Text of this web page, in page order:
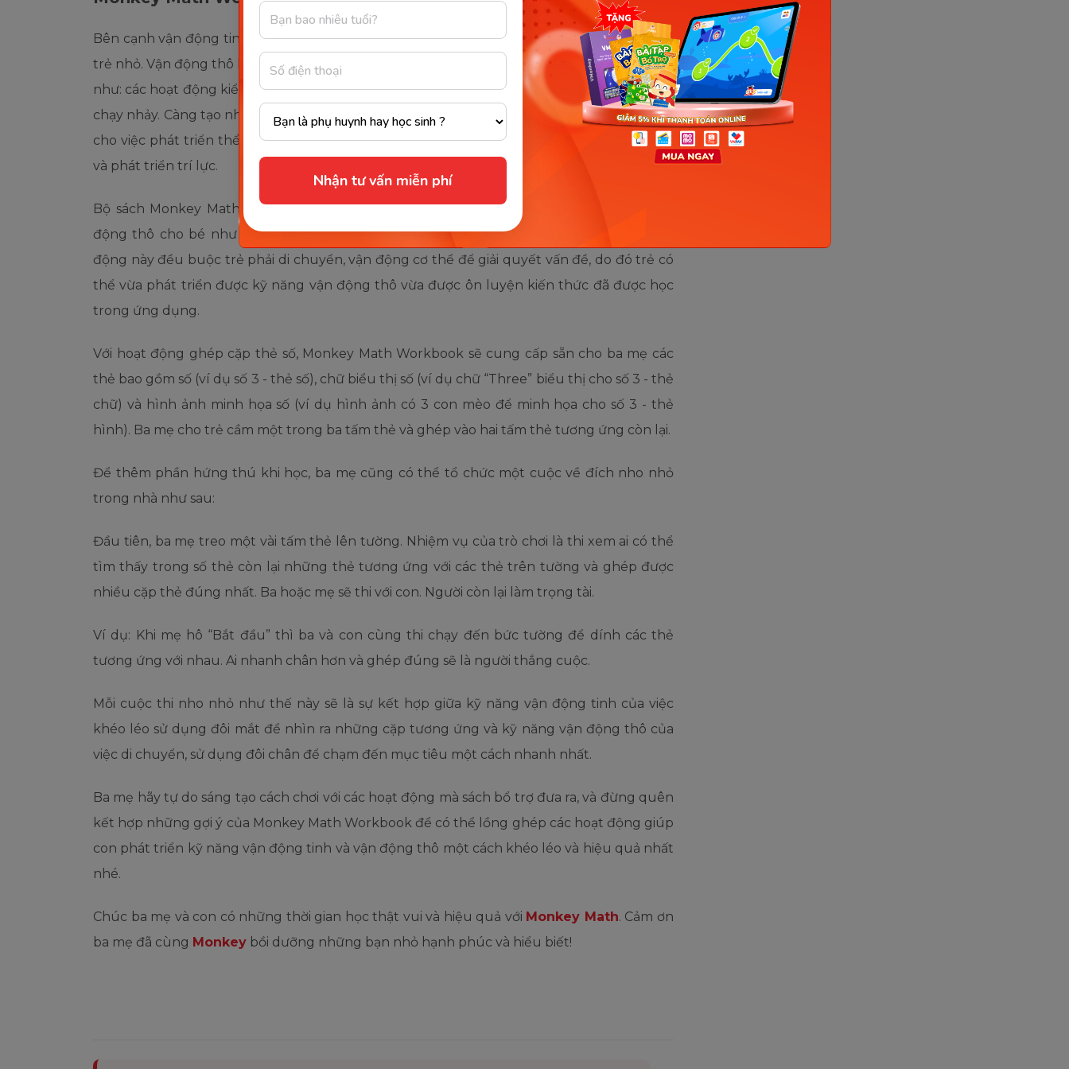
Nhận tư vấn miễn phí
Bên cạnh vận động tinh, vận động thô là kỹ năng cũng rất cần thiết cho sự phát triển của
trẻ nhỏ. Vận động thô là kỹ năng liên quan đến sự phối hợp vận động các cơ lớn của cơ thể
như: các hoạt động kiểm soát phần đầu, di chuyển, ngồi xuống, bò trườn, đứng lên, đi lại và
chạy nhảy. Càng tạo nhiều cơ hội để trẻ luyện tập các kỹ năng này mỗi ngày thì càng có lợi
cho việc phát triển thể lực, chiều cao, tăng oxy lên não, cân bằng phối hợp 2 bán cầu não
và phát triển trí lực.
Bộ sách Monkey Math Workbook cũng có các hoạt động nhằm phát triển kỹ năng vận
động thô cho bé như ghép cặp thẻ số, đập thẻ nhanh hoặc tung xúc xắc. Những hoạt
động này đều buộc trẻ phải di chuyển, vận động cơ thể để giải quyết vấn đề, do đó trẻ có
thể vừa phát triển được kỹ năng vận động thô vừa được ôn luyện kiến thức đã được học
trong ứng dụng.
Với hoạt động ghép cặp thẻ số, Monkey Math Workbook sẽ cung cấp sẵn cho ba mẹ các
thẻ bao gồm số (ví dụ số 3 - thẻ số), chữ biểu thị số (ví dụ chữ “Three” biểu thị cho số 3 - thẻ
chữ) và hình ảnh minh họa số (ví dụ hình ảnh có 3 con mèo để minh họa cho số 3 - thẻ
hình). Ba mẹ cho trẻ cầm một trong ba tấm thẻ và ghép vào hai tấm thẻ tương ứng còn lại.
Để thêm phần hứng thú khi học, ba mẹ cũng có thể tổ chức một cuộc về đích nho nhỏ
trong nhà như sau:
Đầu tiên, ba mẹ treo một vài tấm thẻ lên tường. Nhiệm vụ của trò chơi là thi xem ai có thể
tìm thấy trong số thẻ còn lại những thẻ tương ứng với các thẻ trên tường và ghép được
nhiều cặp thẻ đúng nhất. Ba hoặc mẹ sẽ thi với con. Người còn lại làm trọng tài.
Ví dụ: Khi mẹ hô “Bắt đầu” thì ba và con cùng thi chạy đến bức tường để dính các thẻ
tương ứng với nhau. Ai nhanh chân hơn và ghép đúng sẽ là người thắng cuộc.
Mỗi cuộc thi nho nhỏ như thế này sẽ là sự kết hợp giữa kỹ năng vận động tinh của việc
khéo léo sử dụng đôi mắt để nhìn ra những cặp tương ứng và kỹ năng vận động thô của
việc di chuyển, sử dụng đôi chân để chạm đến mục tiêu một cách nhanh nhất.
Ba mẹ hãy tự do sáng tạo cách chơi với các hoạt động mà sách bổ trợ đưa ra, và đừng quên
kết hợp những gợi ý của Monkey Math Workbook để có thể lồng ghép các hoạt động giúp
con phát triển kỹ năng vận động tinh và vận động thô một cách khéo léo và hiệu quả nhất
nhé.
Chúc ba mẹ và con có những thời gian học thật vui và hiệu quả với Monkey Math. Cảm ơn
ba mẹ đã cùng Monkey bồi dưỡng những bạn nhỏ hạnh phúc và hiểu biết!